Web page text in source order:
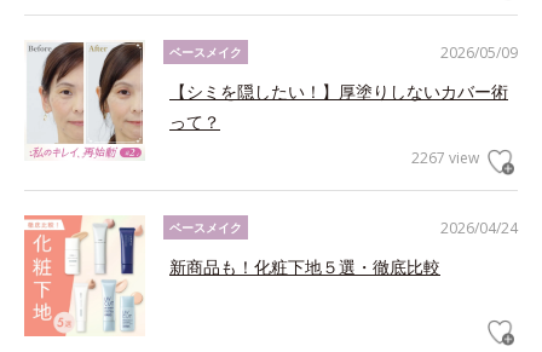
2026/05/09
ベースメイク
【シミを隠したい！】厚塗りしないカバー術
って？
2267 view
2026/04/24
ベースメイク
新商品も！化粧下地５選・徹底比較